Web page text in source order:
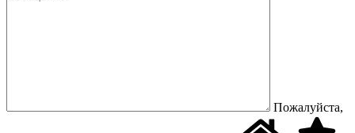
Пожалуйста,